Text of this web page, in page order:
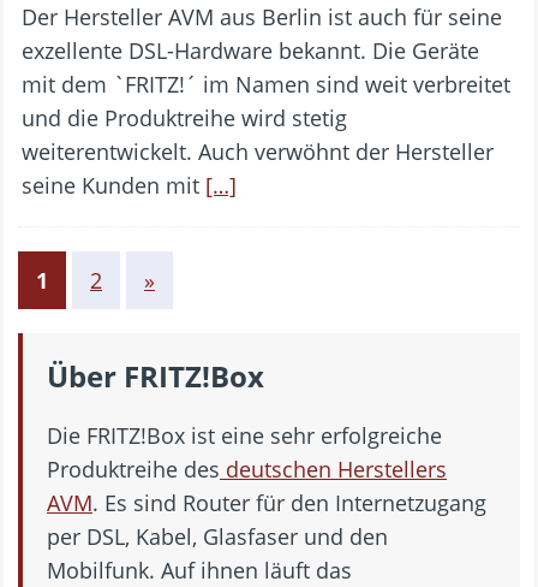
Der Hersteller AVM aus Berlin ist auch für seine
exzellente DSL-Hardware bekannt. Die Geräte
mit dem `FRITZ!´ im Namen sind weit verbreitet
und die Produktreihe wird stetig
weiterentwickelt. Auch verwöhnt der Hersteller
seine Kunden mit […]
1 2 »
Über FRITZ!Box
Die FRITZ!Box ist eine sehr erfolgreiche
Produktreihe des deutschen Herstellers
AVM. Es sind Router für den Internetzugang
per DSL, Kabel, Glasfaser und den
Mobilfunk. Auf ihnen läuft das